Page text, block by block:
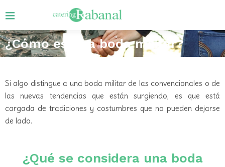
¿Cómo es una boda militar?
Si algo distingue a una boda militar de las convencionales o de
las nuevas tendencias que están surgiendo, es que está
cargada de tradiciones y costumbres que no pueden dejarse
de lado.
¿Qué se considera una boda